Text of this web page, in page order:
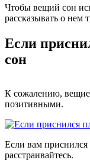
Чтобы вещий сон
рассказывать о нем
Если
сон
К сожалению,
позитивными.
Если вам
расстраивайтесь.